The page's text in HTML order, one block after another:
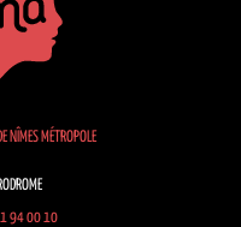
NÎMES MÉTROPOLE
94 00 10